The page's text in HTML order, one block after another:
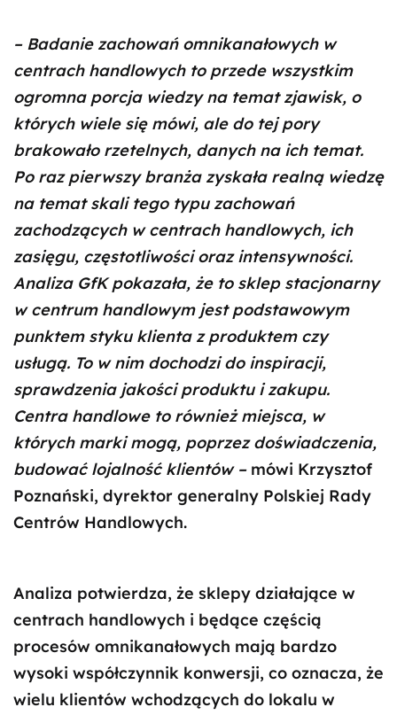
– Badanie zachowań omnikanałowych w
centrach handlowych to przede wszystkim
ogromna porcja wiedzy na temat zjawisk, o
których wiele się mówi, ale do tej pory
brakowało rzetelnych, danych na ich temat.
Po raz pierwszy branża zyskała realną wiedzę
na temat skali tego typu zachowań
zachodzących w centrach handlowych, ich
zasięgu, częstotliwości oraz intensywności.
Analiza GfK pokazała, że to sklep stacjonarny
w centrum handlowym jest podstawowym
punktem styku klienta z produktem czy
usługą. To w nim dochodzi do inspiracji,
sprawdzenia jakości produktu i zakupu.
Centra handlowe to również miejsca, w
których marki mogą, poprzez doświadczenia,
budować lojalność klientów – mówi Krzysztof
Poznański, dyrektor generalny Polskiej Rady
Centrów Handlowych.
Analiza potwierdza, że sklepy działające w
centrach handlowych i będące częścią
procesów omnikanałowych mają bardzo
wysoki współczynnik konwersji, co oznacza, że
wielu klientów wchodzących do lokalu w